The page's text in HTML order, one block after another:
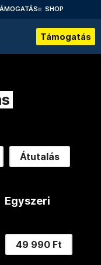
SHOP
Támogatás
Átutalás
Egyszeri
49 990 Ft